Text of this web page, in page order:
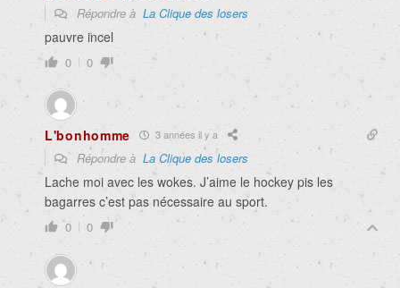
Répondre à La Clique des losers
pauvre incel
0 0
L'bonhomme 3 années il y a
Répondre à La Clique des losers
Lache moi avec les wokes. J’aime le hockey pis les
bagarres c’est pas nécessaire au sport.
0 0